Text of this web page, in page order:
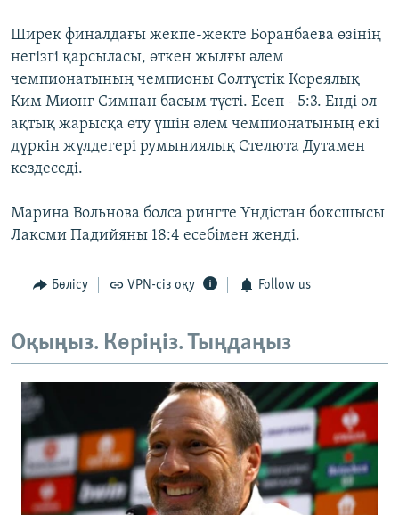
Басқа тілдерде
Ширек финалдағы жекпе-жекте Боранбаева өзінің
негізгі қарсыласы, өткен жылғы әлем
чемпионатының чемпионы Солтүстік Кореялық
Ким Мионг Симнан басым түсті. Есеп - 5:3. Енді ол
ақтық жарысқа өту үшін әлем чемпионатының екі
дүркін жүлдегері румыниялық Стелюта Дутамен
кездеседі.
Марина Вольнова болса рингте Үндістан боксшысы
Лаксми Падийяны 18:4 есебімен жеңді.
Бөлісу VPN-сіз оқу Follow us
Оқыңыз. Көріңіз. Тыңдаңыз